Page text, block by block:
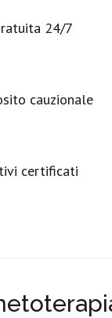
24/7
cauzionale
certificati